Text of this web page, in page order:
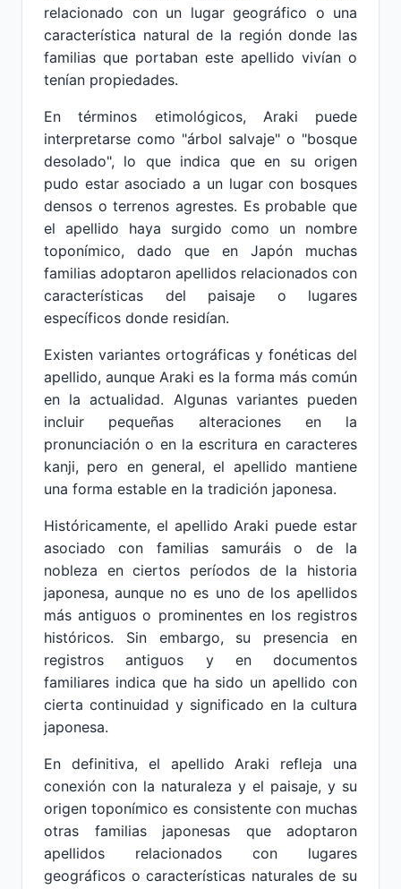
relacionado con un lugar geográfico o una
característica natural de la región donde las
familias que portaban este apellido vivían o
tenían propiedades.
En términos etimológicos, Araki puede
interpretarse como "árbol salvaje" o "bosque
desolado", lo que indica que en su origen
pudo estar asociado a un lugar con bosques
densos o terrenos agrestes. Es probable que
el apellido haya surgido como un nombre
toponímico, dado que en Japón muchas
familias adoptaron apellidos relacionados con
características del paisaje o lugares
específicos donde residían.
Existen variantes ortográficas y fonéticas del
apellido, aunque Araki es la forma más común
en la actualidad. Algunas variantes pueden
incluir pequeñas alteraciones en la
pronunciación o en la escritura en caracteres
kanji, pero en general, el apellido mantiene
una forma estable en la tradición japonesa.
Históricamente, el apellido Araki puede estar
asociado con familias samuráis o de la
nobleza en ciertos períodos de la historia
japonesa, aunque no es uno de los apellidos
más antiguos o prominentes en los registros
históricos. Sin embargo, su presencia en
registros antiguos y en documentos
familiares indica que ha sido un apellido con
cierta continuidad y significado en la cultura
japonesa.
En definitiva, el apellido Araki refleja una
conexión con la naturaleza y el paisaje, y su
origen toponímico es consistente con muchas
otras familias japonesas que adoptaron
apellidos relacionados con lugares
geográficos o características naturales de su